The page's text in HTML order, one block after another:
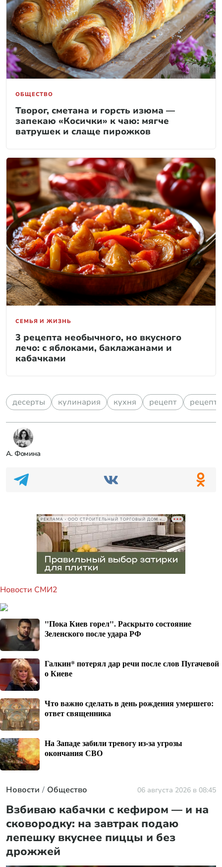
ОБЩЕСТВО
Творог, сметана и горсть изюма —
запекаю «Косички» к чаю: мягче
ватрушек и слаще пирожков
СЕМЬЯ И ЖИЗНЬ
3 рецепта необычного, но вкусного
лечо: с яблоками, баклажанами и
кабачками
десерты кулинария кухня рецепт
А. Фомина
Новости СМИ2
"Пока Киев горел". Раскрыто состояние
Зеленского после удара РФ
Галкин* потерял дар речи после слов Пугачевой
о Киеве
Что важно сделать в день рождения умершего:
ответ священника
На Западе забили тревогу из-за угрозы
окончания СВО
Новости Общество 06 августа 2026 в 08:45
Взбиваю кабачки с кефиром — и на
сковородку: на завтрак подаю
лепешку вкуснее пиццы и без
дрожжей